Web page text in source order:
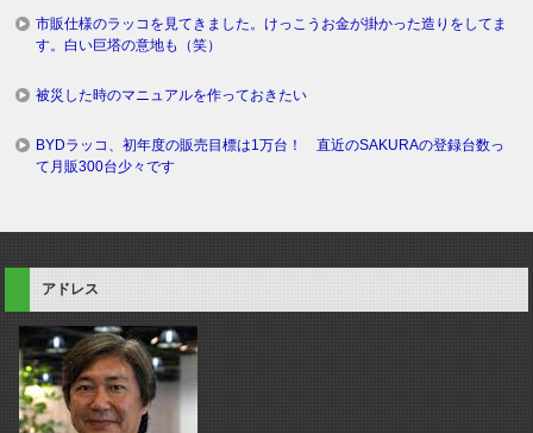
市販仕様のラッコを見てきました。けっこうお金が掛かった造りをしてま
す。白い巨塔の意地も（笑）
被災した時のマニュアルを作っておきたい
BYDラッコ、初年度の販売目標は1万台！ 直近のSAKURAの登録台数っ
て月販300台少々です
アドレス